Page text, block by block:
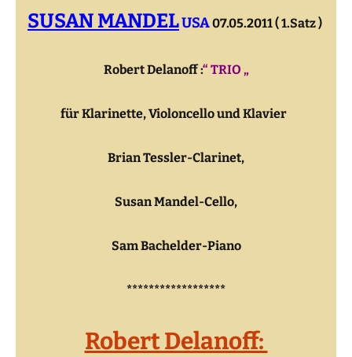
SUSAN MANDELUSA07.05.2011 ( 1.Satz )
Robert Delanoff :“ TRIO „
für Klarinette, Violoncello und Klavier
Brian Tessler-Clarinet,
Susan Mandel-Cello,
Sam Bachelder-Piano
******************
Robert Delanoff: